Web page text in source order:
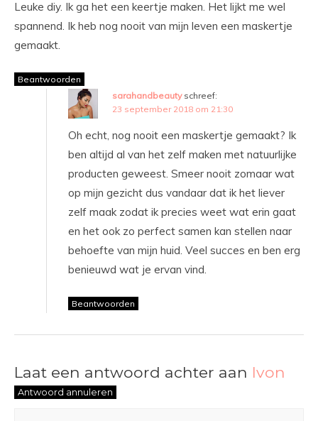
Leuke diy. Ik ga het een keertje maken. Het lijkt me wel
spannend. Ik heb nog nooit van mijn leven een maskertje
gemaakt.
Beantwoorden
sarahandbeauty schreef:
23 september 2018 om 21:30
Oh echt, nog nooit een maskertje gemaakt? Ik
ben altijd al van het zelf maken met natuurlijke
producten geweest. Smeer nooit zomaar wat
op mijn gezicht dus vandaar dat ik het liever
zelf maak zodat ik precies weet wat erin gaat
en het ook zo perfect samen kan stellen naar
behoefte van mijn huid. Veel succes en ben erg
benieuwd wat je ervan vind.
Beantwoorden
Laat een antwoord achter aan Ivon
Antwoord annuleren